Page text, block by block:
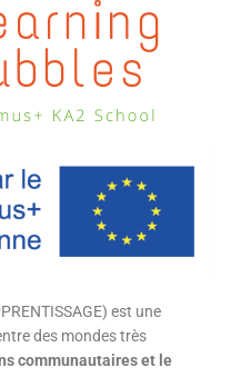
est une
des mondes très
communautaires et le